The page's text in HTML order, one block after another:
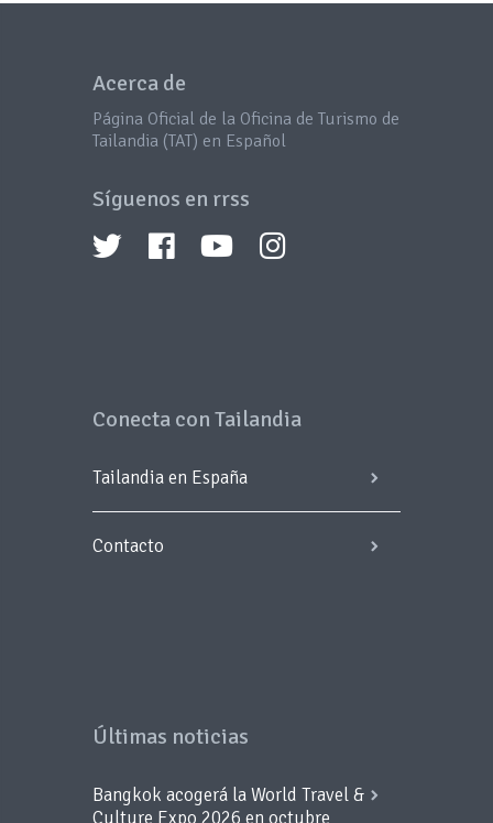
Acerca de
Página Oficial de la Oficina de Turismo de
Tailandia (TAT) en Español
Síguenos en rrss
Conecta con Tailandia
Tailandia en España
Contacto
Últimas noticias
Bangkok acogerá la World Travel &
Culture Expo 2026 en octubre